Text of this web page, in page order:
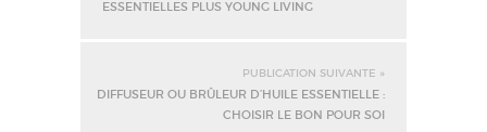
ESSENTIELLES PLUS YOUNG LIVING
PUBLICATION SUIVANTE »
DIFFUSEUR OU BRÛLEUR D’HUILE ESSENTIELLE :
CHOISIR LE BON POUR SOI